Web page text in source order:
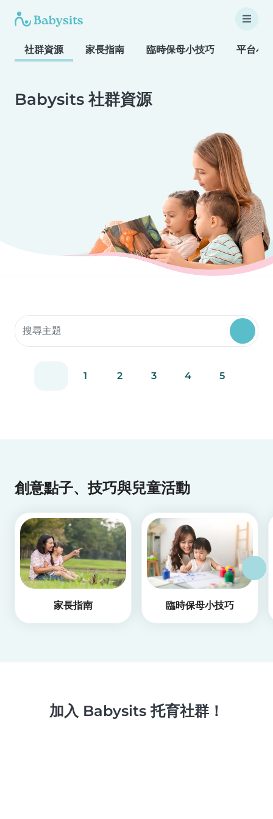
社群資源 家長指南 臨時保母小技巧 平台小
Babysits 社群資源
搜索社群資源
1 2 3 4 5
創意點子、技巧與兒童活動
家長指南 臨時保母小技巧
加入 Babysits 托育社群！